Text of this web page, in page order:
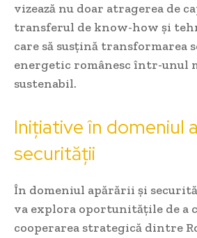
vizează nu doar atragerea de
transferul de know-how și
care să susțină transformarea
energetic românesc într-unul
sustenabil.
Inițiative în domeniul
securității
În domeniul apărării și
va explora oportunitățile de a
cooperarea strategică dintre